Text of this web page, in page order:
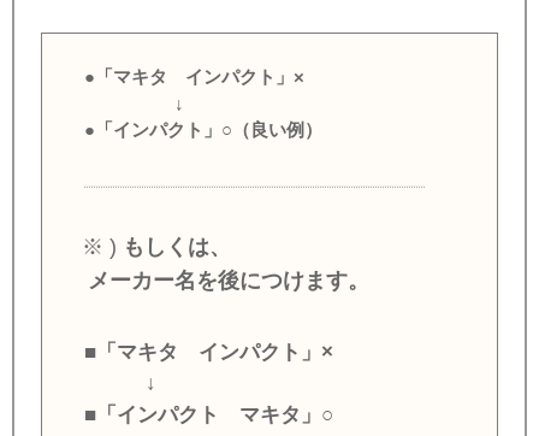
●「マキタ インパクト」×
↓
●「インパクト」○（良い例）
※ ) もしくは、
メーカー名を後につけます。
■「マキタ インパクト」×
↓
■「インパクト マキタ」○